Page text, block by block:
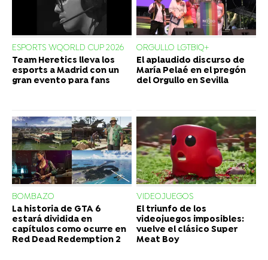
ESPORTS WQORLD CUP 2026
Team Heretics lleva los
esports a Madrid con un
gran evento para fans
ORGULLO LGTBIQ+
El aplaudido discurso de
María Pelaé en el pregón
del Orgullo en Sevilla
BOMBAZO
La historia de GTA 6
estará dividida en
capítulos como ocurre en
Red Dead Redemption 2
VIDEOJUEGOS
El triunfo de los
videojuegos imposibles:
vuelve el clásico Super
Meat Boy